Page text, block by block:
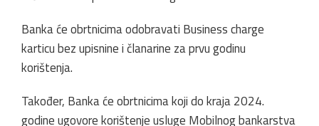
Banka će obrtnicima odobravati Business charge
karticu bez upisnine i članarine za prvu godinu
korištenja.
Također, Banka će obrtnicima koji do kraja 2024.
godine ugovore korištenje usluge Mobilnog bankarstva